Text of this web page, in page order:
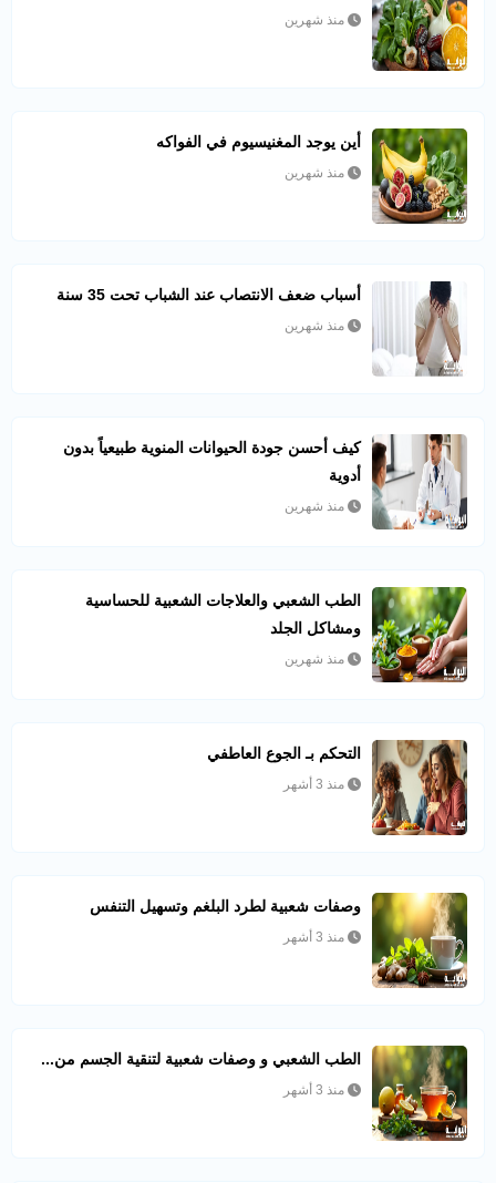
منذ شهرين
أين يوجد المغنيسيوم في الفواكه
منذ شهرين
أسباب ضعف الانتصاب عند الشباب تحت 35 سنة
منذ شهرين
كيف أحسن جودة الحيوانات المنوية طبيعياً بدون
أدوية
منذ شهرين
الطب الشعبي والعلاجات الشعبية للحساسية
ومشاكل الجلد
منذ شهرين
التحكم بـ الجوع العاطفي
منذ 3 أشهر
وصفات شعبية لطرد البلغم وتسهيل التنفس
منذ 3 أشهر
الطب الشعبي و وصفات شعبية لتنقية الجسم من...
منذ 3 أشهر